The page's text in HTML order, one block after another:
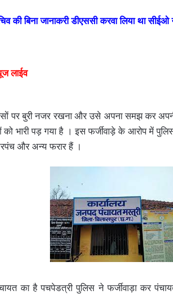
की बिना जानाकरी डीएससी करवा लिया था
लाईव
पर बुरी नजर रखना और उसे अपना समझ कर
भारी पड़ गया है । इस फर्जीवाड़े के आरोप में
और अन्य फरार हैं ।
का है पचपेडत्री पुलिस ने फर्जीवाड़ा कर